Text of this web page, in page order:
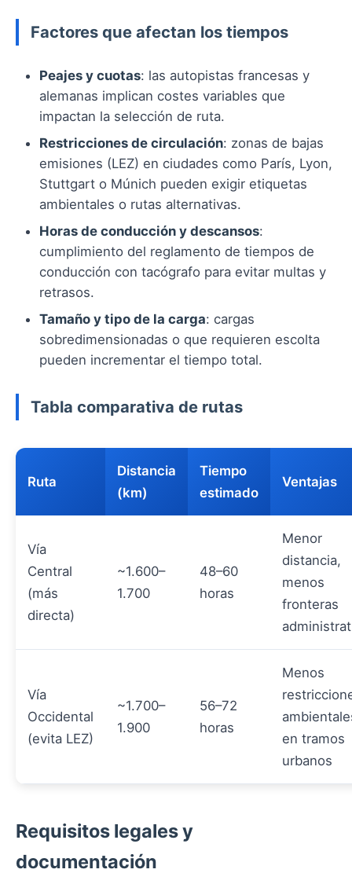
Factores que afectan los tiempos
Peajes y cuotas: las autopistas francesas y
alemanas implican costes variables que
impactan la selección de ruta.
Restricciones de circulación: zonas de bajas
emisiones (LEZ) en ciudades como París, Lyon,
Stuttgart o Múnich pueden exigir etiquetas
ambientales o rutas alternativas.
Horas de conducción y descansos:
cumplimiento del reglamento de tiempos de
conducción con tacógrafo para evitar multas y
retrasos.
Tamaño y tipo de la carga: cargas
sobredimensionadas o que requieren escolta
pueden incrementar el tiempo total.
Tabla comparativa de rutas
Ruta
Distancia
(km)
Tiempo
estimado
Ventajas
Vía
Central
(más
directa)
~1.600–
1.700
48–60
horas
Menor
distancia,
menos
fronteras
Vía
Occidental
(evita LEZ)
~1.700–
1.900
56–72
horas
Menos
en tramos
urbanos
Requisitos legales y
documentación